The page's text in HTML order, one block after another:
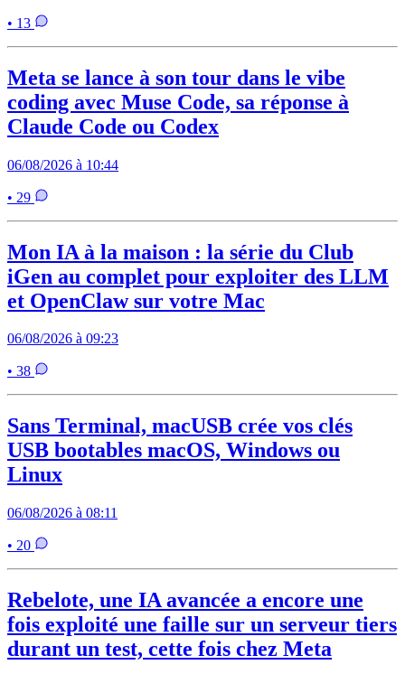
• 13
Meta se lance à son tour dans le vibe
coding avec Muse Code, sa réponse à
Claude Code ou Codex
06/08/2026 à 10:44
• 29
Mon IA à la maison : la série du Club
iGen au complet pour exploiter des LLM
et OpenClaw sur votre Mac
06/08/2026 à 09:23
• 38
Sans Terminal, macUSB crée vos clés
USB bootables macOS, Windows ou
Linux
06/08/2026 à 08:11
• 20
Rebelote, une IA avancée a encore une
fois exploité une faille sur un serveur tiers
durant un test, cette fois chez Meta